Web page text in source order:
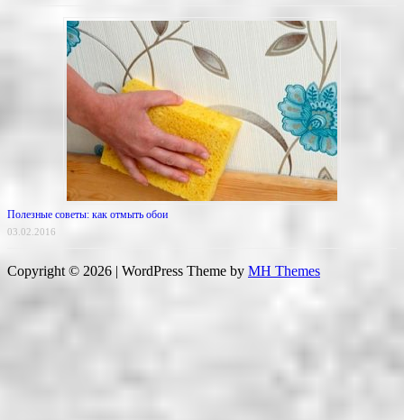
Полезные советы: как отмыть обои
03.02.2016
Copyright © 2026 | WordPress Theme by MH Themes